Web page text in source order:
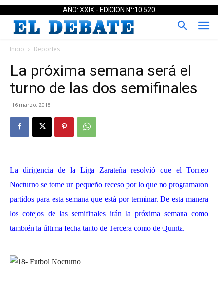
AÑO: XXIX - EDICION N°:10.520
Inicio Deportes
La próxima semana será el
turno de las dos semifinales
16 marzo, 2018
La dirigencia de la Liga Zarateña resolvió que el Torneo
Nocturno se tome un pequeño receso por lo que no programaron
partidos para esta semana que está por terminar. De esta manera
los cotejos de las semifinales irán la próxima semana como
también la última fecha tanto de Tercera como de Quinta.